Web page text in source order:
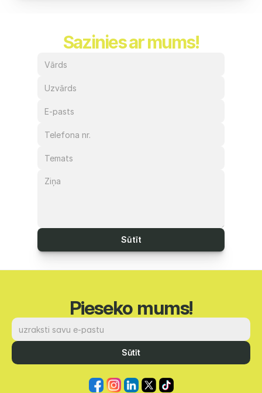
Sazinies ar mums!
Sūtīt
Pieseko mums!
Sūtīt